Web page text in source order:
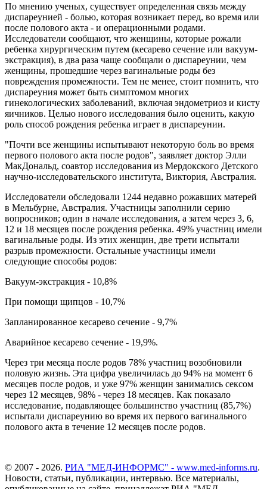
По мнению ученых, существует определенная связь между
диспареунией - болью, которая возникает перед, во время или
после полового акта - и операционными родами.
Исследователи сообщают, что женщины, которые рожали
ребенка хирургическим путем (кесарево сечение или вакуум-
экстракция), в два раза чаще сообщали о диспареунии, чем
женщины, прошедшие через вагинальные роды без
повреждения промежности. Тем не менее, стоит помнить, что
диспареуния может быть симптомом многих
гинекологических заболеваний, включая эндометриоз и кисту
яичников. Целью нового исследования было оценить, какую
роль способ рождения ребенка играет в диспареунии.
"Почти все женщины испытывают некоторую боль во время
первого полового акта после родов", заявляет доктор Элли
МакДональд, соавтор исследования из Мердокского Детского
научно-исследовательского института, Виктория, Австралия.
Исследователи обследовали 1244 недавно рожавших матерей
в Мельбурне, Австралия. Участницы заполнили серию
вопросников; один в начале исследования, а затем через 3, 6,
12 и 18 месяцев после рождения ребенка. 49% участниц имели
вагинальные роды. Из этих женщин, две трети испытали
разрыв промежности. Остальные участницы имели
следующие способы родов:
Вакуум-экстракция - 10,8%
При помощи щипцов - 10,7%
Запланированное кесарево сечение - 9,7%
Аварийное кесарево сечение - 19,9%.
Через три месяца после родов 78% участниц возобновили
половую жизнь. Эта цифра увеличилась до 94% на момент 6
месяцев после родов, и уже 97% женщин занимались сексом
через 12 месяцев, 98% - через 18 месяцев. Как показало
исследование, подавляющее большинство участниц (85,7%)
испытали диспареунию во время их первого вагинального
полового акта в течение 12 месяцев после родов.
© 2007 - 2026. РИА "МЕД-ИНФОРМС" - www.med-informs.ru.
Новости, статьи, публикации, интервью. Все материалы,